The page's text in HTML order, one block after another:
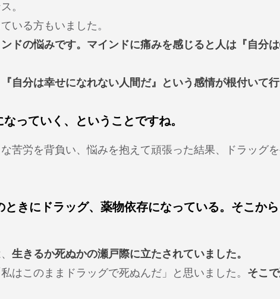
。
いる方もいました。
ドの悩みです。マインドに痛みを感じると人は『自分
自分は幸せになれない人間だ』という感情が根付いて行
っていく、ということですね。
苦労を背負い、悩みを抱えて頑張った結果、ドラッグ
ときにドラッグ、薬物依存になっている。そこか
生きるか死ぬかの瀬戸際に立たされていました。
はこのままドラッグで死ぬんだ」と思いました。 そこ